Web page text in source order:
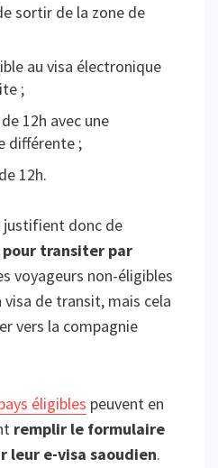
sortir de la zone de
au visa électronique
;
12h avec une
différente ;
12h.
donc de
pour transiter par
voyageurs non-éligibles
de transit, mais cela
vers la compagnie
éligibles peuvent en
remplir le formulaire
leur e-visa saoudien.